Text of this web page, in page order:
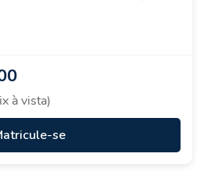
à vista)
se